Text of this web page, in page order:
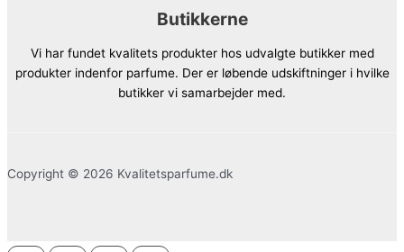
Butikkerne
Vi har fundet kvalitets produkter hos udvalgte butikker med
produkter indenfor parfume. Der er løbende udskiftninger i hvilke
butikker vi samarbejder med.
Copyright © 2026 Kvalitetsparfume.dk